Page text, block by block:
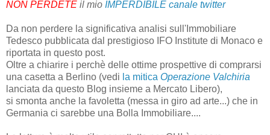
NON PERDETE il mio IMPERDIBILE canale twitter
Da non perdere la significativa analisi sull'Immobiliare
Tedesco pubblicata dal prestigioso IFO Institute di Monaco e
riportata in questo post.
Oltre a chiarire i perchè delle ottime prospettive di comprarsi
una casetta a Berlino (vedi la mitica Operazione Valchiria
lanciata da questo Blog insieme a Mercato Libero),
si smonta anche la favoletta (messa in giro ad arte...) che in
Germania ci sarebbe una Bolla Immobiliare....